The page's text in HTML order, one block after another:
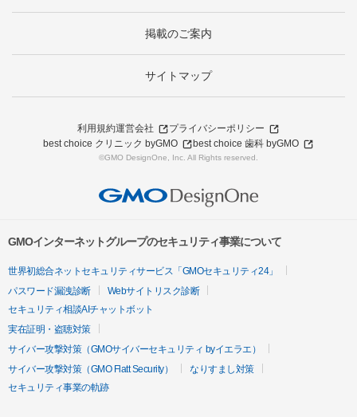
掲載のご案内
サイトマップ
利用規約運営会社
プライバシーポリシー
best choice クリニック byGMO
best choice 歯科 byGMO
©GMO DesignOne, Inc. All Rights reserved.
GMOインターネットグループのセキュリティ事業について
世界初総合ネットセキュリティサービス「GMOセキュリティ24」
パスワード漏洩診断
Webサイトリスク診断
セキュリティ相談AIチャットボット
実在証明・盗聴対策
サイバー攻撃対策（GMOサイバーセキュリティ byイエラエ）
サイバー攻撃対策（GMO Flatt Security）
なりすまし対策
セキュリティ事業の軌跡